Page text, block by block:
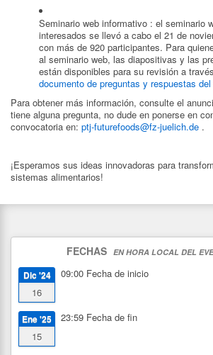
Seminario web informativo : el seminario
interesados ​​se llevó a cabo el 21 de
con más de 920 participantes. Para
al seminario web, las diapositivas y las
están disponibles para su revisión a
documento de preguntas y respuestas
Para obtener más información, consulte el
tiene alguna pregunta, no dude en ponerse en
convocatoria en: ptj-futurefoods@fz-juelich.de .
¡Esperamos sus ideas innovadoras para
sistemas alimentarios!
FECHAS EN HORA LOCAL DEL
Dic '24
16
09:00 Fecha de inicio
Ene '25
15
23:59 Fecha de fin